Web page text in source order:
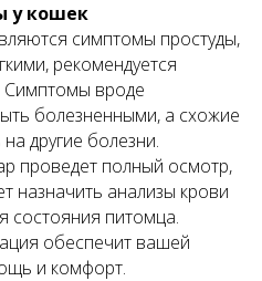
у кошек
симптомы простуды,
рекомендуется
Симптомы вроде
болезненными, а схожие
другие болезни.
проведет полный осмотр,
назначить анализы крови
состояния питомца.
обеспечит вашей
и комфорт.